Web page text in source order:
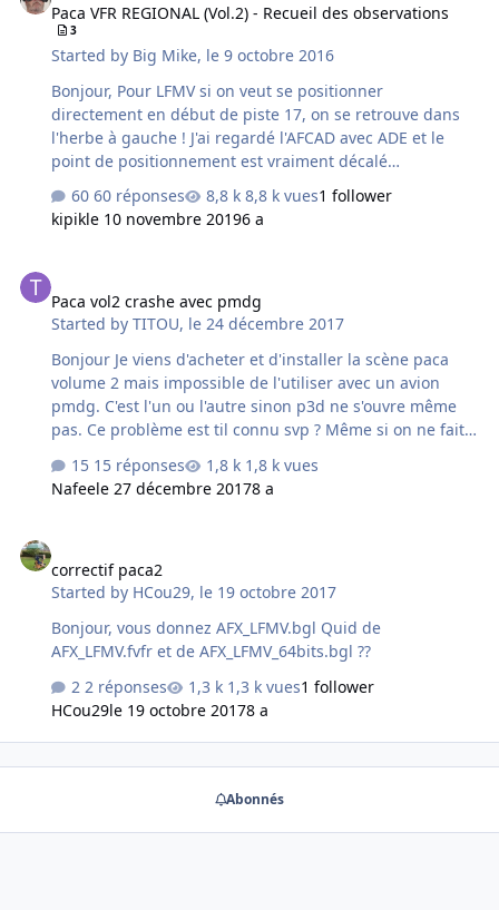
Paca VFR REGIONAL (Vol.2) - Recueil des observations
3
Started by Big Mike, le 9 octobre 2016
Bonjour, Pour LFMV si on veut se positionner
directement en début de piste 17, on se retrouve dans
l'herbe à gauche ! J'ai regardé l'AFCAD avec ADE et le
point de positionnement est vraiment décalé
complètement à gauche ! Malheureusement je ne peux
pas recompiler avec ADE si je touche à l'AFCAD ! (j'ai
pourtant fait plein de réinstallations, ADE ou SDK)
60 réponses 8,8 k vues1 follower
kipikle 10 novembre 20196 a
Paca vol2 crashe avec pmdg
Started byTITOU, le 24 décembre 2017
Bonjour Je viens d'acheter et d'installer la scène paca
volume 2 mais impossible de l'utiliser avec un avion
pmdg. C'est l'un ou l'autre sinon p3d ne s'ouvre même
pas. Ce problème est til connu svp ? Même si on ne fait
pas du vfr avec un liner, c'est quand même plus sympa,
même de très haut Merci
15 réponses
1,8 k vues
Nafeele 27 décembre 20178 a
correctif paca2
Started by HCou29, le 19 octobre 2017
Bonjour, vous donnez AFX_LFMV.bgl Quid de
AFX_LFMV.fvfr et de AFX_LFMV_64bits.bgl ??
2 réponses
1,3 k vues1 follower
HCou29le 19 octobre 20178 a
Abonnés